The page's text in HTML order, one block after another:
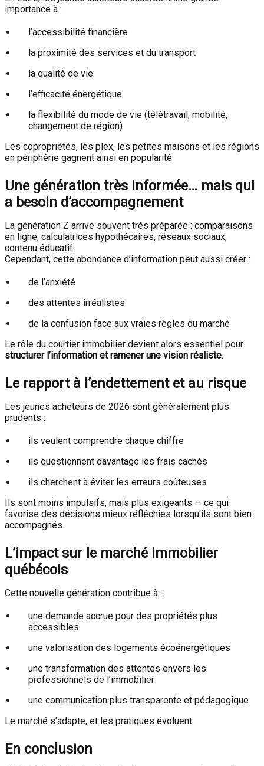
importance à :
l’accessibilité financière
la proximité des services et du transport
la qualité de vie
l’efficacité énergétique
la flexibilité du mode de vie (télétravail, mobilité,
changement de région)
Les copropriétés, les plex, les petites maisons et les régions
en périphérie gagnent ainsi en popularité.
Une génération très informée… mais qui
a besoin d’accompagnement
La génération Z arrive souvent très préparée : comparaisons
en ligne, calculatrices hypothécaires, réseaux sociaux,
contenu éducatif.
Cependant, cette abondance d’information peut aussi créer :
de l’anxiété
des attentes irréalistes
de la confusion face aux vraies règles du marché
Le rôle du courtier immobilier devient alors essentiel pour
structurer l’information et ramener une vision réaliste.
Le rapport à l’endettement et au risque
Les jeunes acheteurs de 2026 sont généralement plus
prudents :
ils veulent comprendre chaque chiffre
ils questionnent davantage les frais cachés
ils cherchent à éviter les erreurs coûteuses
Ils sont moins impulsifs, mais plus exigeants — ce qui
favorise des décisions mieux réfléchies lorsqu’ils sont bien
accompagnés.
L’impact sur le marché immobilier
québécois
Cette nouvelle génération contribue à :
une demande accrue pour des propriétés plus
accessibles
une valorisation des logements écoénergétiques
une transformation des attentes envers les
professionnels de l’immobilier
une communication plus transparente et pédagogique
Le marché s’adapte, et les pratiques évoluent.
En conclusion